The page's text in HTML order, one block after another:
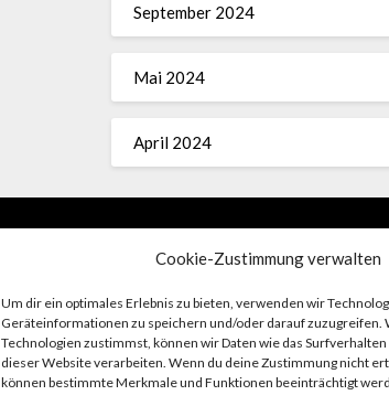
Cookie-Zustimmung verwalten
Um dir ein optimales Erlebnis zu bieten, verwenden wir
Geräteinformationen zu speichern und/oder darauf zuzugreifen.
Technologien zustimmst, können wir Daten wie das
dieser Website verarbeiten. Wenn du deine Zustimmung nicht
können bestimmte Merkmale und Funktionen beeinträchtigt
September 2024
Mai 2024
April 2024